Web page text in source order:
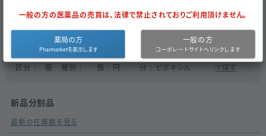
セフジトレンピボキシル細粒小児用１０％
「トーワ」
お気に入り
医薬品
区分
内
服
医薬品
種別
薬
価
192.8
円
成
分
セフジトレン
ピボキシル
同一成分
で探す
新品分割品
最新の在庫数を見る
一般の方の医薬品の売買は、法律で禁止されておりご利用頂けません。
薬局の方 一般の方